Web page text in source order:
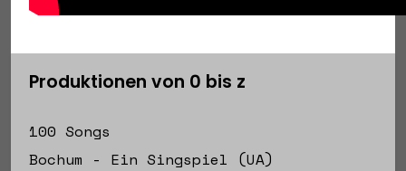
Produktionen von 0 bis z
100 Songs
Bochum - Ein Singspiel (UA)